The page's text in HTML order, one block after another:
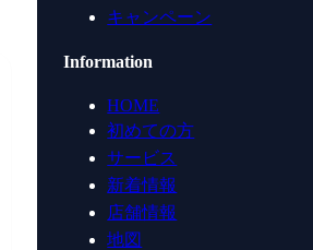
キャンペーン
Information
HOME
初めての方
サービス
新着情報
店舗情報
地図